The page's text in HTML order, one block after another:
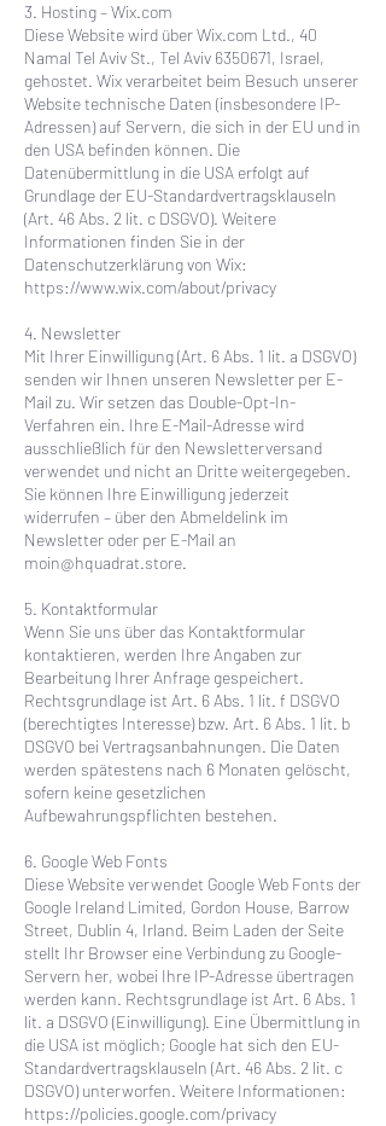
3. Hosting – Wix.com
Diese Website wird über Wix.com Ltd., 40
Namal Tel Aviv St., Tel Aviv 6350671, Israel,
gehostet. Wix verarbeitet beim Besuch unserer
Website technische Daten (insbesondere IP-
Adressen) auf Servern, die sich in der EU und in
den USA befinden können. Die
Datenübermittlung in die USA erfolgt auf
Grundlage der EU-Standardvertragsklauseln
(Art. 46 Abs. 2 lit. c DSGVO). Weitere
Informationen finden Sie in der
Datenschutzerklärung von Wix:
https://www.wix.com/about/privacy
4. Newsletter
Mit Ihrer Einwilligung (Art. 6 Abs. 1 lit. a DSGVO)
senden wir Ihnen unseren Newsletter per E-
Mail zu. Wir setzen das Double-Opt-In-
Verfahren ein. Ihre E-Mail-Adresse wird
ausschließlich für den Newsletterversand
verwendet und nicht an Dritte weitergegeben.
Sie können Ihre Einwilligung jederzeit
widerrufen – über den Abmeldelink im
Newsletter oder per E-Mail an
moin@hquadrat.store.
5. Kontaktformular
Wenn Sie uns über das Kontaktformular
kontaktieren, werden Ihre Angaben zur
Bearbeitung Ihrer Anfrage gespeichert.
Rechtsgrundlage ist Art. 6 Abs. 1 lit. f DSGVO
(berechtigtes Interesse) bzw. Art. 6 Abs. 1 lit. b
DSGVO bei Vertragsanbahnungen. Die Daten
werden spätestens nach 6 Monaten gelöscht,
sofern keine gesetzlichen
Aufbewahrungspflichten bestehen.
6. Google Web Fonts
Diese Website verwendet Google Web Fonts der
Google Ireland Limited, Gordon House, Barrow
Street, Dublin 4, Irland. Beim Laden der Seite
stellt Ihr Browser eine Verbindung zu Google-
Servern her, wobei Ihre IP-Adresse übertragen
werden kann. Rechtsgrundlage ist Art. 6 Abs. 1
lit. a DSGVO (Einwilligung). Eine Übermittlung in
die USA ist möglich; Google hat sich den EU-
Standardvertragsklauseln (Art. 46 Abs. 2 lit. c
DSGVO) unterworfen. Weitere Informationen:
https://policies.google.com/privacy